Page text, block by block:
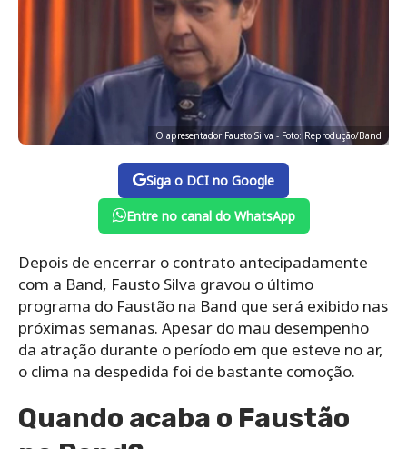
O apresentador Fausto Silva - Foto: Reprodução/Band
Siga o DCI no Google
Entre no canal do WhatsApp
Depois de encerrar o contrato antecipadamente
com a Band, Fausto Silva gravou o último
programa do Faustão na Band que será exibido nas
próximas semanas. Apesar do mau desempenho
da atração durante o período em que esteve no ar,
o clima na despedida foi de bastante comoção.
Quando acaba o Faustão